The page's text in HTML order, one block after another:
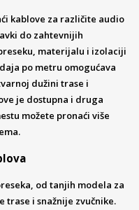
kablove za različite audio
do zahtevnijih
materijalu i izolaciji
po metru omogućava
dužini trase i
je dostupna i druga
možete pronaći više
od tanjih modela za
trase i snažnije zvučnike.